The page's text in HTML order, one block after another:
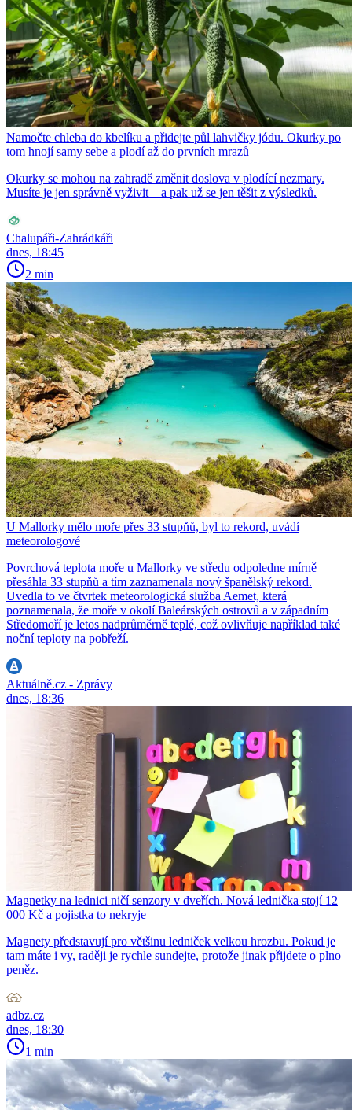
Namočte chleba do kbelíku a přidejte půl lahvičky jódu. Okurky po
tom hnojí samy sebe a plodí až do prvních mrazů
Okurky se mohou na zahradě změnit doslova v plodící nezmary.
Musíte je jen správně vyživit – a pak už se jen těšit z výsledků.
Chalupáři-Zahrádkáři
dnes, 18:45
2 min
U Mallorky mělo moře přes 33 stupňů, byl to rekord, uvádí
meteorologové
Povrchová teplota moře u Mallorky ve středu odpoledne mírně
přesáhla 33 stupňů a tím zaznamenala nový španělský rekord.
Uvedla to ve čtvrtek meteorologická služba Aemet, která
poznamenala, že moře v okolí Baleárských ostrovů a v západním
Středomoří je letos nadprůměrně teplé, což ovlivňuje například také
noční teploty na pobřeží.
Aktuálně.cz - Zprávy
dnes, 18:36
Magnetky na lednici ničí senzory v dveřích. Nová lednička stojí 12
000 Kč a pojistka to nekryje
Magnety představují pro většinu ledniček velkou hrozbu. Pokud je
tam máte i vy, raději je rychle sundejte, protože jinak přijdete o plno
peněz.
adbz.cz
dnes, 18:30
1 min